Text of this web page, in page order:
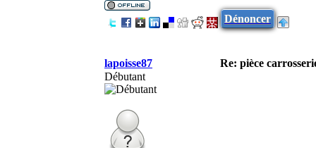
Dénoncer
lapoisse87
Re: pièce
Débutant